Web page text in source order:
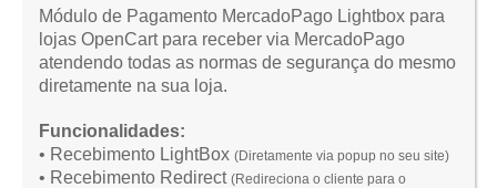
Módulo de Pagamento MercadoPago Lightbox para
lojas OpenCart para receber via MercadoPago
atendendo todas as normas de segurança do mesmo
diretamente na sua loja.
Funcionalidades:
• Recebimento LightBox (Diretamente via popup no seu site)
• Recebimento Redirect (Redireciona o cliente para o